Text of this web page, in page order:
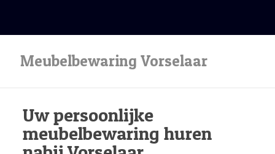
Meubelbewaring Vorselaar
Uw persoonlijke
meubelbewaring huren